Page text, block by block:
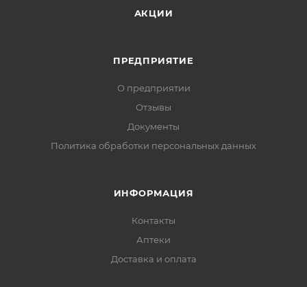
АКЦИИ
ПРЕДПРИЯТИЕ
О предприятии
Отзывы
Документы
Политика обработки персональных данных
ИНФОРМАЦИЯ
Контакты
Аптеки
Доставка и оплата